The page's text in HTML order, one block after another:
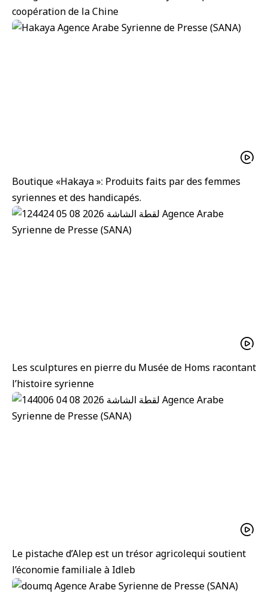
coopération de la Chine
Boutique «Hakaya »: Produits faits par des femmes
syriennes et des handicapés.
Les sculptures en pierre du Musée de Homs racontant
l’histoire syrienne
Le pistache d’Alep est un trésor agricolequi soutient
l’économie familiale à Idleb